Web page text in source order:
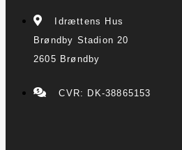
Idrættens Hus
Brøndby Stadion 20
2605 Brøndby
CVR: DK-38865153